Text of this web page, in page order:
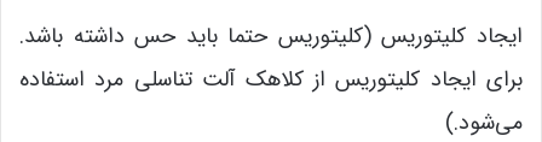
ایجاد کلیتوریس (کلیتوریس حتما باید حس داشته باشد.
برای ایجاد کلیتوریس از کلاهک آلت تناسلی مرد استفاده
می‌شود.)